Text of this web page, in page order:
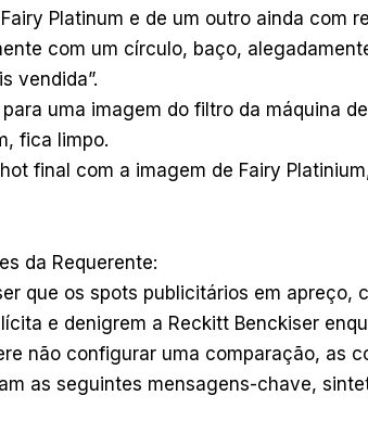
Platinum e de um outro ainda com
com um círculo, baço,
vendida”.
uma imagem do filtro da máquina
fica limpo.
final com a imagem de Fairy
da Requerente:
que os spots publicitários em apreço,
e denigrem a Reckitt Benckiser
não configurar uma comparação, as
as seguintes mensagens-chave,